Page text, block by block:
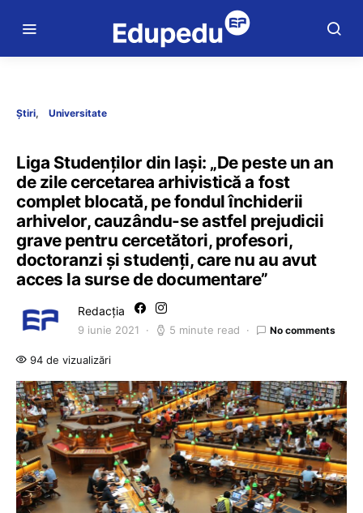
Știri Universitate
Liga Studenților din Iași: „De peste un an
de zile cercetarea arhivistică a fost
complet blocată, pe fondul închiderii
arhivelor, cauzându-se astfel prejudicii
grave pentru cercetători, profesori,
doctoranzi și studenți, care nu au avut
acces la surse de documentare”
Redacția
9 iunie 2021 5 minute read No comments
94 de vizualizări